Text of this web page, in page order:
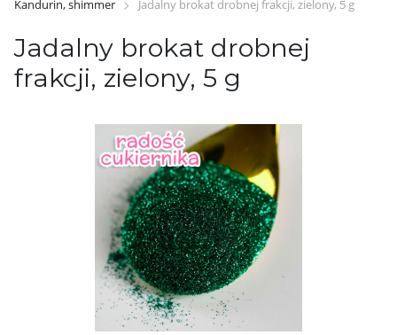
Kandurin, shimmer
Jadalny brokat drobnej frakcji, zielony, 5 g
Jadalny brokat drobnej
frakcji, zielony, 5 g